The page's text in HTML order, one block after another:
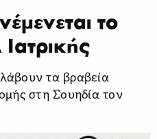
το
τα βραβεία
στη Σουηδία τον